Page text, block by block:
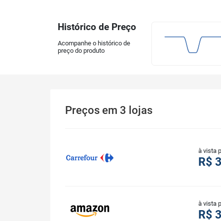
Histórico de Preço
Acompanhe o histórico de
preço do produto
Preços em 3 lojas
à vista
R$
à vista
R$